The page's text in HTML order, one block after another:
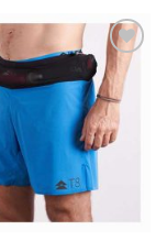
เก็บ
ใน
สินค้า
ที่ชอบ